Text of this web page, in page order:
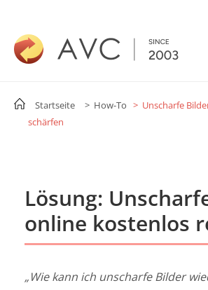
Startseite > How-To > Unscharfe
schärfen
Lösung:
online kostenlos
„Wie kann ich unscharfe Bilder